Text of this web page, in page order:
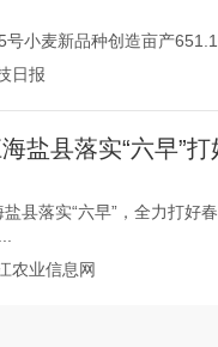
号小麦新品种创造亩产
日报
盐县落实“六早”
盐县落实“六早”，全力打好
农业信息网